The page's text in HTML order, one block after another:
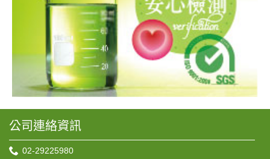
公司連絡資訊
02-29225980